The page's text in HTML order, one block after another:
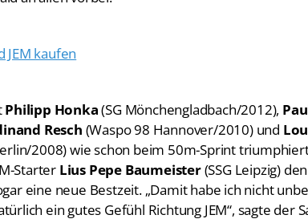
JEM kaufen
Philipp Honka(SG Mönchengladbach/2012),
Resch (Waspo 98 Hannover/2010) und
2008) wie schon beim 50m-Sprint
Starter Lius Pepe Baumeister(SSG Leipzig)
eine neue Bestzeit. „Damit habe ich nicht
ein gutes Gefühl Richtung JEM“, sagte der